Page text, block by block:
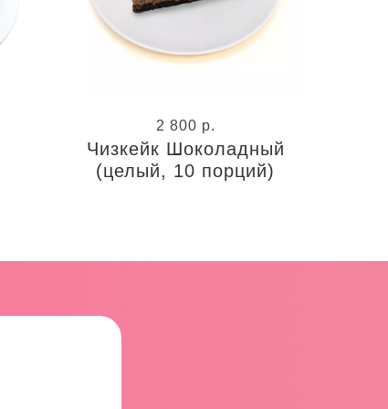
2 800 р.
Чизкейк Шоколадный
(целый, 10 порций)